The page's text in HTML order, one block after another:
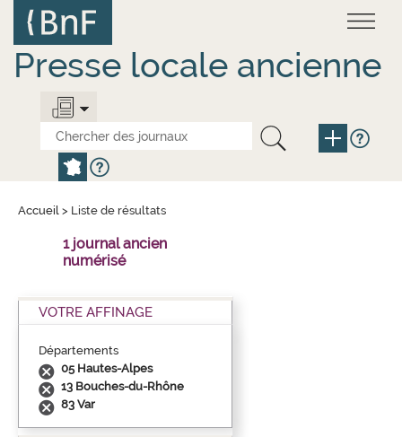
contenu
principal
Presse locale ancienne
Accueil > Liste de résultats
1 journal ancien
numérisé
VOTRE AFFINAGE
Départements
05 Hautes-Alpes
13 Bouches-du-Rhône
83 Var
Panneau de gestion des cookies